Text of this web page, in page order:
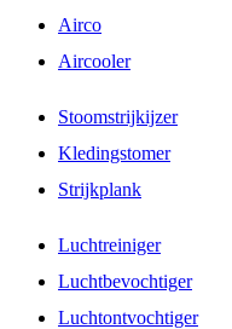
Airco
Aircooler
Stoomstrijkijzer
Kledingstomer
Strijkplank
Luchtreiniger
Luchtbevochtiger
Luchtontvochtiger